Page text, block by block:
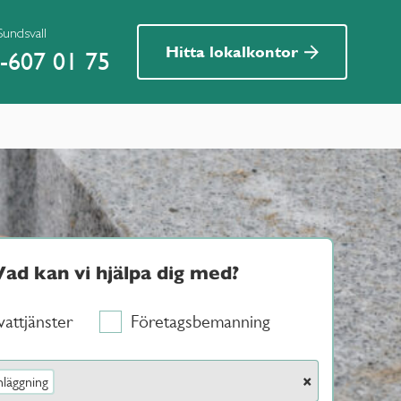
607 01 75 Hitta lokalkontor
kan vi hjälpa dig med?
Företagsbemanning
×